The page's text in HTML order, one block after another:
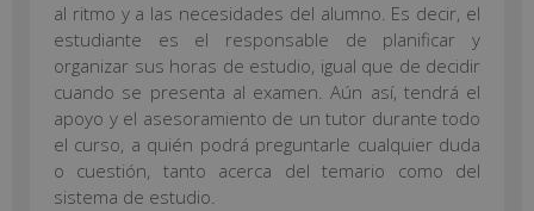
al ritmo y a las necesidades del alumno. Es decir, el
estudiante es el responsable de planificar y
organizar sus horas de estudio, igual que de decidir
cuando se presenta al examen. Aún así, tendrá el
apoyo y el asesoramiento de un tutor durante todo
el curso, a quién podrá preguntarle cualquier duda
o cuestión, tanto acerca del temario como del
sistema de estudio.